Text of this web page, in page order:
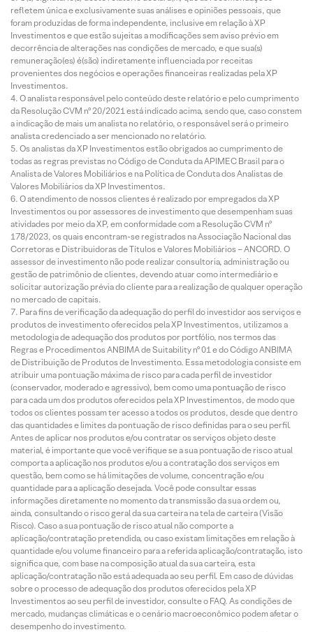
refletem única e exclusivamente suas análises e opiniões pessoais, que
foram produzidas de forma independente, inclusive em relação à XP
Investimentos e que estão sujeitas a modificações sem aviso prévio em
decorrência de alterações nas condições de mercado, e que sua(s)
remuneração(es) é(são) indiretamente influenciada por receitas
provenientes dos negócios e operações financeiras realizadas pela XP
Investimentos.
O analista responsável pelo conteúdo deste relatório e pelo cumprimento
da Resolução CVM nº 20/2021 está indicado acima, sendo que, caso constem
a indicação de mais um analista no relatório, o responsável será o primeiro
analista credenciado a ser mencionado no relatório.
Os analistas da XP Investimentos estão obrigados ao cumprimento de
todas as regras previstas no Código de Conduta da APIMEC Brasil para o
Analista de Valores Mobiliários e na Política de Conduta dos Analistas de
Valores Mobiliários da XP Investimentos.
O atendimento de nossos clientes é realizado por empregados da XP
Investimentos ou por assessores de investimento que desempenham suas
atividades por meio da XP, em conformidade com a Resolução CVM nº
178/2023, os quais encontram-se registrados na Associação Nacional das
Corretoras e Distribuidoras de Títulos e Valores Mobiliários – ANCORD. O
assessor de investimento não pode realizar consultoria, administração ou
gestão de patrimônio de clientes, devendo atuar como intermediário e
solicitar autorização prévia do cliente para a realização de qualquer operação
no mercado de capitais.
Para fins de verificação da adequação do perfil do investidor aos serviços e
produtos de investimento oferecidos pela XP Investimentos, utilizamos a
metodologia de adequação dos produtos por portfólio, nos termos das
Regras e Procedimentos ANBIMA de Suitability nº 01 e do Código ANBIMA
de Distribuição de Produtos de Investimento. Essa metodologia consiste em
atribuir uma pontuação máxima de risco para cada perfil de investidor
(conservador, moderado e agressivo), bem como uma pontuação de risco
para cada um dos produtos oferecidos pela XP Investimentos, de modo que
todos os clientes possam ter acesso a todos os produtos, desde que dentro
das quantidades e limites da pontuação de risco definidas para o seu perfil.
Antes de aplicar nos produtos e/ou contratar os serviços objeto deste
material, é importante que você verifique se a sua pontuação de risco atual
comporta a aplicação nos produtos e/ou a contratação dos serviços em
questão, bem como se há limitações de volume, concentração e/ou
quantidade para a aplicação desejada. Você pode consultar essas
informações diretamente no momento da transmissão da sua ordem ou,
ainda, consultando o risco geral da sua carteira na tela de carteira (Visão
Risco). Caso a sua pontuação de risco atual não comporte a
aplicação/contratação pretendida, ou caso existam limitações em relação à
quantidade e/ou volume financeiro para a referida aplicação/contratação, isto
significa que, com base na composição atual da sua carteira, esta
aplicação/contratação não está adequada ao seu perfil. Em caso de dúvidas
sobre o processo de adequação dos produtos oferecidos pela XP
Investimentos ao seu perfil de investidor, consulte o FAQ. As condições de
mercado, mudanças climáticas e o cenário macroeconômico podem afetar o
desempenho do investimento.